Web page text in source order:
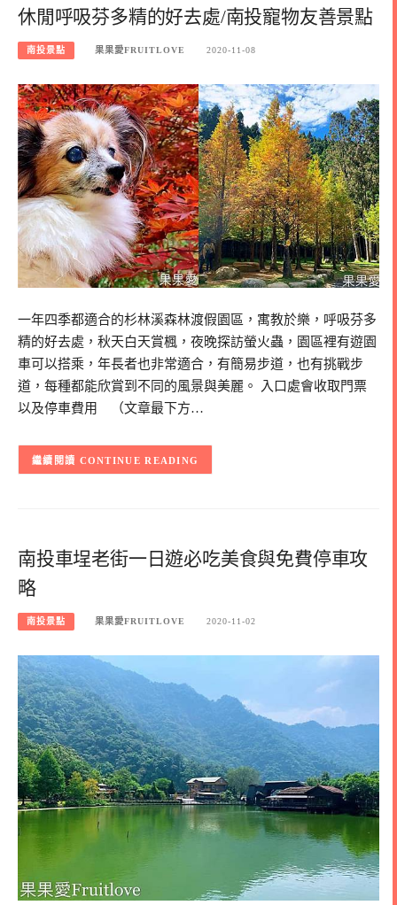
休閒呼吸芬多精的好去處/南投寵物友善景點
南投景點 果果愛FRUITLOVE 2020-11-08
一年四季都適合的杉林溪森林渡假園區，寓教於樂，呼吸芬多
精的好去處，秋天白天賞楓，夜晚探訪螢火蟲，園區裡有遊園
車可以搭乘，年長者也非常適合，有簡易步道，也有挑戰步
道，每種都能欣賞到不同的風景與美麗。 入口處會收取門票
以及停車費用 （文章最下方…
CONTINUE READING
南投車埕老街一日遊必吃美食與免費停車攻
略
南投景點 果果愛FRUITLOVE 2020-11-02